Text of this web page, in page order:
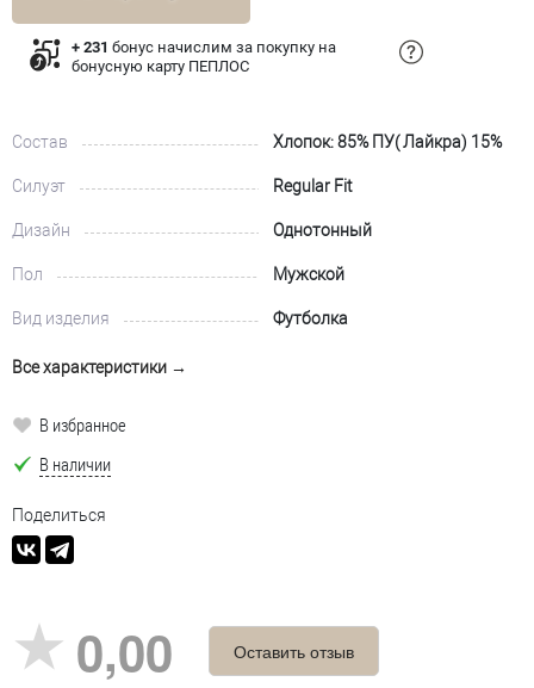
+ 231 бонус начислим за покупку на
бонусную карту ПЕПЛОС
Состав Хлопок: 85% ПУ( Лайкра) 15%
Силуэт Regular Fit
Дизайн Однотонный
Пол Мужской
Вид изделия Футболка
Все характеристики →
В избранное
В наличии
Поделиться
0,00 Оставить отзыв